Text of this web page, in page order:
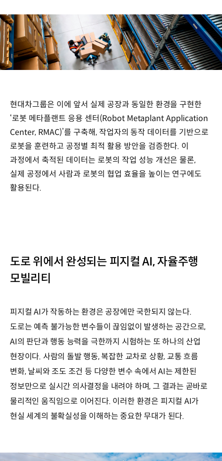
현대차그룹은 이에 앞서 실제 공장과 동일한 환경을 구현한
‘로봇 메타플랜트 응용 센터(Robot Metaplant Application
Center, RMAC)’를 구축해, 작업자의 동작 데이터를 기반으로
로봇을 훈련하고 공정별 최적 활용 방안을 검증한다. 이
과정에서 축적된 데이터는 로봇의 작업 성능 개선은 물론,
실제 공정에서 사람과 로봇의 협업 효율을 높이는 연구에도
활용된다.
도로 위에서 완성되는 피지컬 AI, 자율주행
모빌리티
피지컬 AI가 작동하는 환경은 공장에만 국한되지 않는다.
도로는 예측 불가능한 변수들이 끊임없이 발생하는 공간으로,
AI의 판단과 행동 능력을 극한까지 시험하는 또 하나의 산업
현장이다. 사람의 돌발 행동, 복잡한 교차로 상황, 교통 흐름
변화, 날씨와 조도 조건 등 다양한 변수 속에서 AI는 제한된
정보만으로 실시간 의사결정을 내려야 하며, 그 결과는 곧바로
물리적인 움직임으로 이어진다. 이러한 환경은 피지컬 AI가
현실 세계의 불확실성을 이해하는 중요한 무대가 된다.